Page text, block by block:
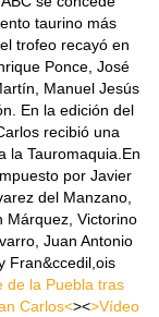
taurino más
trofeo recayó en
Ponce, José
Manuel Jesús
En la edición del
recibió una
la Tauromaquia.En
por Javier
del Manzano,
Márquez, Victorino
Juan Antonio
Fran&ccedil,ois
de la Puebla tras
Carlos<><>Vídeo